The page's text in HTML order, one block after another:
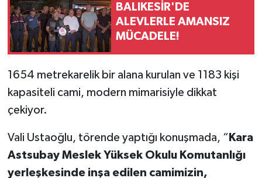
BALIKESİR'DE
ALEVLERLE AMANSIZ
MÜCADELE!
1654 metrekarelik bir alana kurulan ve 1183 kişi
kapasiteli cami, modern mimarisiyle dikkat
çekiyor.
Vali Ustaoğlu, törende yaptığı konuşmada, “ Kara
Astsubay Meslek Yüksek Okulu Komutanlığı
yerleşkesinde inşa edilen camimizin,